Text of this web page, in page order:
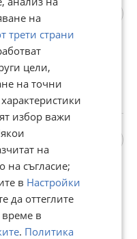
с. Извор,
област
лв
ДДС
31 юли
гр.
лв
ДДС
27 юли
на
трети страни
цели,
на точни
избор важи
на
на съгласие;
в Настройки
да оттеглите
време в
. Политика